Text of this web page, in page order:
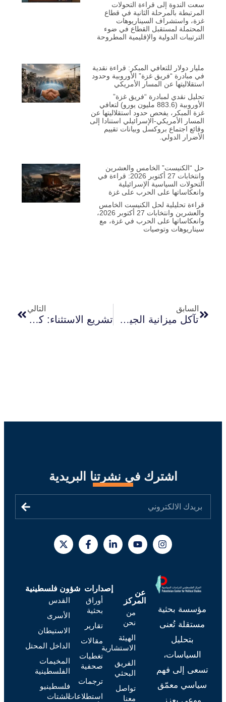
سعت الندوة إلى قراءة التحولات
المرتبطة بالمرحلة الثانية في قطاع
غزة، واستشراف السيناريوهات
المحتملة لمستقبل القطاع في ضوء
الترتيبات الدولية والإقليمية المطروحة
مليار دولار للتعافي المبكر: قراءة نقدية
في مبادرة “فريق غزة” الأوروبية وحدود
استقلاليتها عن المسار الأمريكي
تحليل نقدي لمبادرة “فريق غزة”
الأوروبية (883.6 مليون يورو) لتعافي
غزة المبكر، يفحص حدود استقلاليتها عن
المسار الأمريكي-الإسرائيلي استنادا إلى
وقائع اجتماع بروكسل وبيانات تقييم
الأضرار الدولي.
حل “الكنيست” الخامس والعشرين
وانتخابات 27 أكتوبر 2026: قراءة في
التحولات السياسية الإسرائيلية
وانعكاساتها على الحرب على غزة
قراءة تحليلية لحل الكنيست الخامس
والعشرين وانتخابات 27 أكتوبر 2026،
وانعكاساتها على الحرب في غزة، مع
سيناريوهات وتوصيات
السابق
تآكل ميزانية الجيش الإسرائيلي وأزمة التجنيد: مؤشرات الاستنزاف وتداعياتها على بنية الجيش وقدرته القتالية
التالي
تشريع الاستثناء: كيف يُعيد الكيان الإسرائيلي تفكيك الحماية القانونية للأسرى الفلسطينيين بعد 7 أكتوبر
اشترك في نشرتنا البريدية
مؤسسة بحثية
مستقلة تُعنى
بتحليل
السياسات،
تسعى إلى فهم
سياسي معمّق
عن
المركز
من
نحن
الهيئة
الاستشارية
الفريق
البحثي
تواصل
معنا
إصدارات
أوراق
بحثية
تقارير
مقالات
تغطيات
صحفية
ترجمات
استطلاعات
شؤون فلسطينية
القدس
الأسرى
الاستيطان
الداخل المحتل
المخيمات
الفلسطينية
فلسطينيو
الشتات